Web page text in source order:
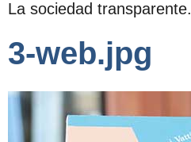
La sociedad transparente.
3-web.jpg